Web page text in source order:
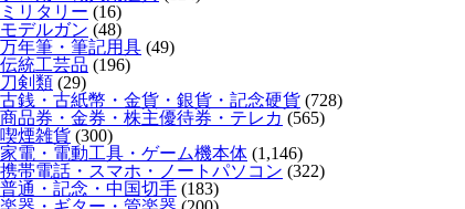
ミリタリー (16)
モデルガン (48)
万年筆・筆記用具 (49)
伝統工芸品 (196)
刀剣類 (29)
古銭・古紙幣・金貨・銀貨・記念硬貨 (728)
商品券・金券・株主優待券・テレカ (565)
喫煙雑貨 (300)
家電・電動工具・ゲーム機本体 (1,146)
携帯電話・スマホ・ノートパソコン (322)
普通・記念・中国切手 (183)